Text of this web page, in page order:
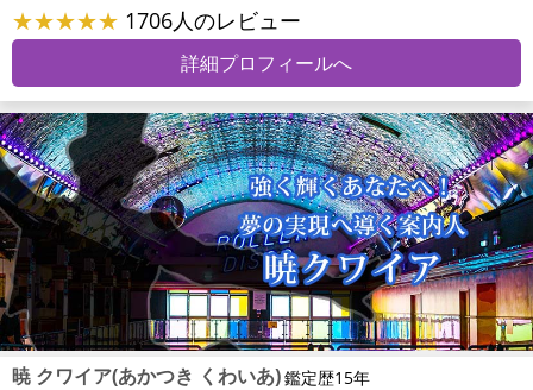
★★★★★ 1706人のレビュー
詳細プロフィールへ
暁 クワイア(あかつき くわいあ)鑑定歴15年